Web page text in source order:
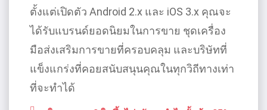
ตั้งแต่เปิดตัว Android 2.x และ iOS 3.x คุณจะ
ได้รับแบรนด์ยอดนิยมในการขาย ชุดเครื่อง
มือส่งเสริมการขายที่ครอบคลุม และบริษัทที่
แข็งแกร่งที่คอยสนับสนุนคุณในทุกวิถีทางเท่า
ที่จะทําได้